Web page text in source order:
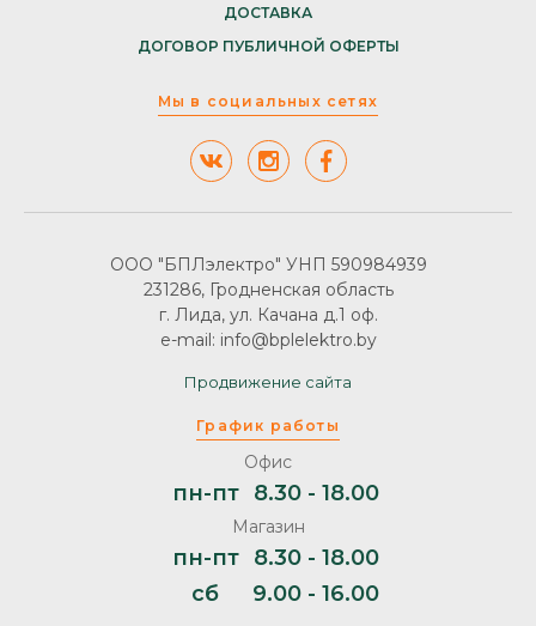
ДОСТАВКА
ДОГОВОР ПУБЛИЧНОЙ ОФЕРТЫ
Мы в социальных сетях
График работы
Офис
пн-пт 8.30 - 18.00
Магазин
пн-пт
8.30 - 18.00
сб
9.00 - 16.00
ООО "БПЛэлектро" УНП 590984939
231286, Гродненская область
г. Лида, ул. Качана д.1 оф.
e-mail: info@bplelektro.by
Продвижение сайта